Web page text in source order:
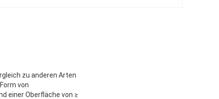
zu anderen Arten
von
einer Oberfläche von ≥